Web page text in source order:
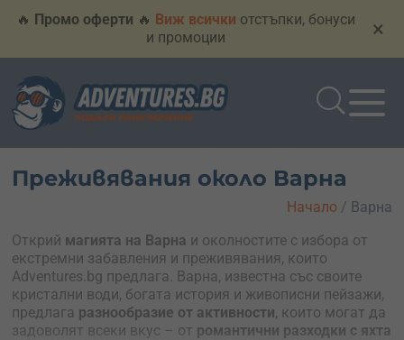
🔥 Промо оферти 🔥 Виж всички отстъпки, бонуси
и промоции
×
Преживявания около Варна
Открий магията на Варна и околностите с избора от
екстремни забавления и преживявания, които
Adventures.bg предлага. Варна, известна със своите
кристални води, богата история и живописни пейзажи,
предлага разнообразие от активности, които могат да
задоволят всеки вкус – от романтични разходки с яхта
Начало / Варна